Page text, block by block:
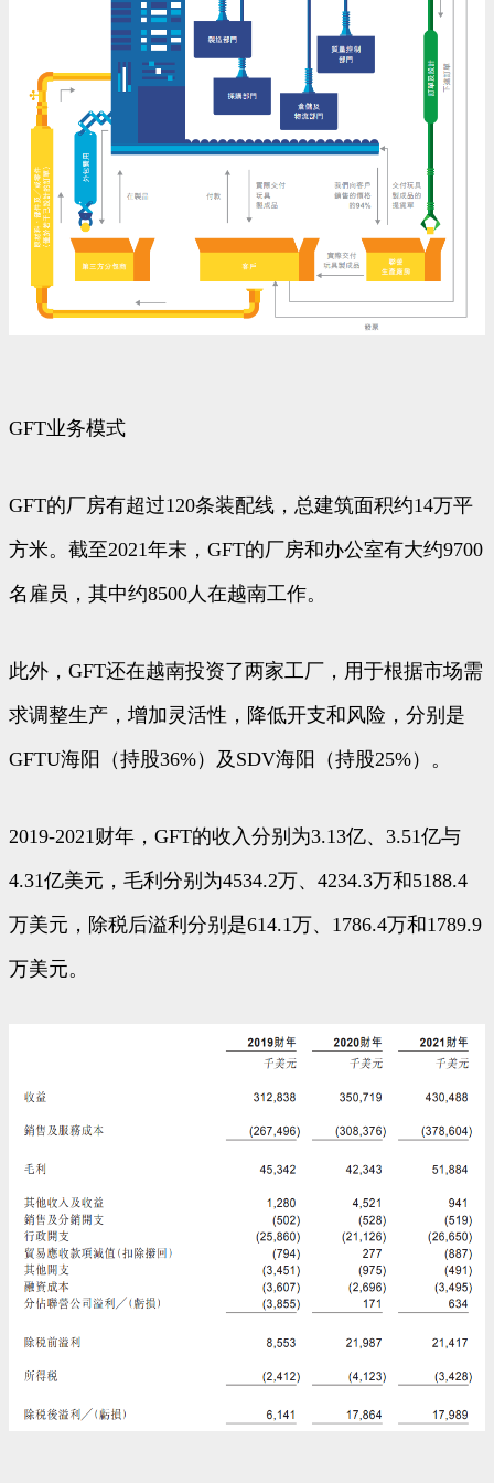
GFT业务模式
GFT的厂房有超过120条装配线，总建筑面积约14万平
方米。截至2021年末，GFT的厂房和办公室有大约9700
名雇员，其中约8500人在越南工作。
此外，GFT还在越南投资了两家工厂，用于根据市场需
求调整生产，增加灵活性，降低开支和风险，分别是
GFTU海阳（持股36%）及SDV海阳（持股25%）。
2019-2021财年，GFT的收入分别为3.13亿、3.51亿与
4.31亿美元，毛利分别为4534.2万、4234.3万和5188.4
万美元，除税后溢利分别是614.1万、1786.4万和1789.9
万美元。